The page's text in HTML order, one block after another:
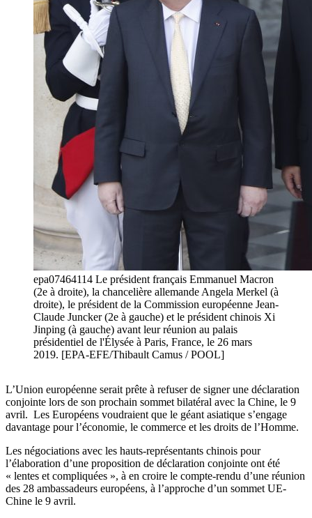
epa07464114 Le président français Emmanuel Macron
(2e à droite), la chancelière allemande Angela Merkel (à
droite), le président de la Commission européenne Jean-
Claude Juncker (2e à gauche) et le président chinois Xi
Jinping (à gauche) avant leur réunion au palais
présidentiel de l'Élysée à Paris, France, le 26 mars
2019. [EPA-EFE/Thibault Camus / POOL]
L’Union européenne serait prête à refuser de signer une déclaration
conjointe lors de son prochain sommet bilatéral avec la Chine, le 9
avril. Les Européens voudraient que le géant asiatique s’engage
davantage pour l’économie, le commerce et les droits de l’Homme.
Les négociations avec les hauts-représentants chinois pour
l’élaboration d’une proposition de déclaration conjointe ont été
« lentes et compliquées », à en croire le compte-rendu d’une réunion
des 28 ambassadeurs européens, à l’approche d’un sommet UE-
Chine le 9 avril.